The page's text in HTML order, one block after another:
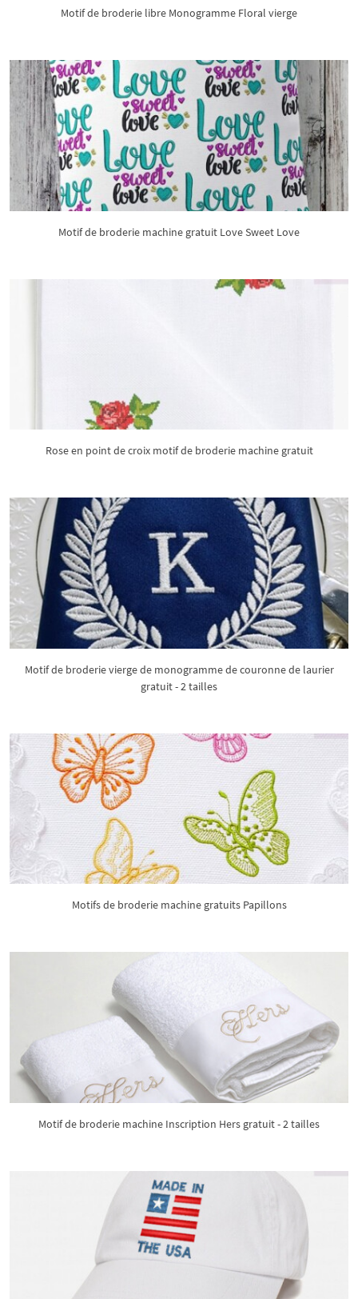
Motif de broderie libre Monogramme Floral vierge
Motif de broderie machine gratuit Love Sweet Love
Rose en point de croix motif de broderie machine gratuit
Motif de broderie vierge de monogramme de couronne de laurier
gratuit - 2 tailles
Motifs de broderie machine gratuits Papillons
Motif de broderie machine Inscription Hers gratuit - 2 tailles